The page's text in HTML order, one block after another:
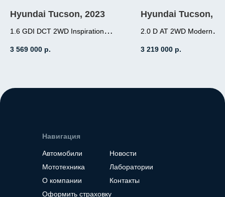
Hyundai Tucson, 2023
1.6 GDI DCT 2WD Inspiration
3 569 000 р.
Hyundai Tucson,
2.0 D AT 2WD Modern
Место нахождение -
3 219 000 р.
Навигация
Автомобили
Мототехника
О компании
Оформить страховку
Новости
Лаборатории
Контакты